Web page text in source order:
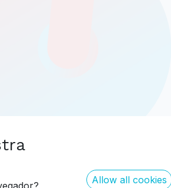
Allow all cookies